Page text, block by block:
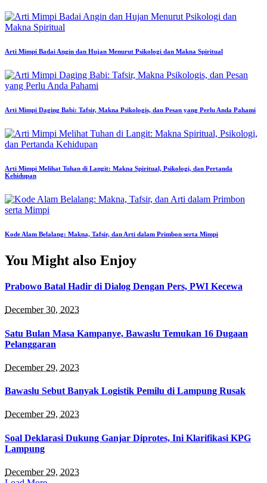
Arti Mimpi Badai Angin dan Hujan Menurut Psikologi dan Makna Spiritual
Arti Mimpi Daging Babi: Tafsir, Makna Psikologis, dan Pesan yang Perlu Anda Pahami
Arti Mimpi Melihat Tuhan di Langit: Makna Spiritual, Psikologi, dan Pertanda
Kehidupan
Kode Alam Belalang: Makna, Tafsir, dan Arti dalam Primbon serta Mimpi
You Might also Enjoy
Prabowo Batal Hadir di Dialog Dengan Pers, PWI Kecewa
December 30, 2023
Satu Bulan Masa Kampanye, Bawaslu Temukan 16 Dugaan
Pelanggaran
December 29, 2023
Bawaslu Sebut Banyak Logistik Pemilu di Lampung Rusak
December 29, 2023
Soal Deklarasi Dukung Ganjar Diprotes, Ini Klarifikasi KPG
Lampung
December 29, 2023